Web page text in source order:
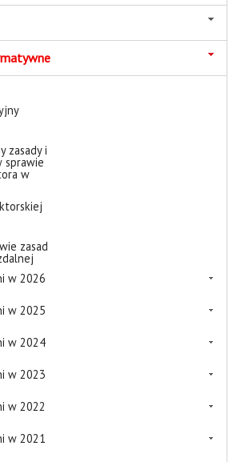
zasady i
sprawie
w
zasad
w 2026
w 2025
w 2024
w 2023
w 2022
w 2021